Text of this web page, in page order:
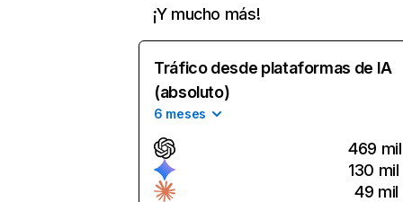
¡Y mucho más!
Tráfico desde plataformas de IA
(absoluto)
6 meses
469 mil
130 mil
49 mil